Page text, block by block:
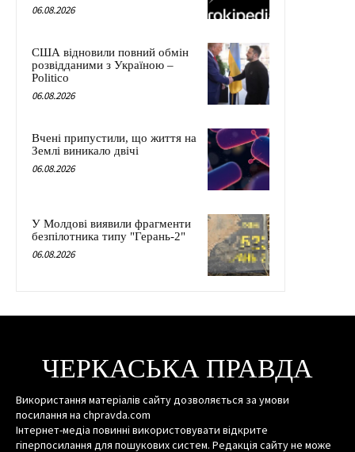
06.08.2026
США відновили повний обмін
розвідданими з Україною –
Politico
06.08.2026
Вчені припустили, що життя на
Землі виникало двічі
06.08.2026
У Молдові виявили фрагменти
безпілотника типу "Герань-2"
06.08.2026
ЧЕРКАСЬКА ПРАВДА
Використання матеріалів сайту дозволяється за умови
посилання на chpravda.com
Інтернет-медіа повинні використовувати відкрите
гіперпосилання для пошукових систем. Редакція сайту не може